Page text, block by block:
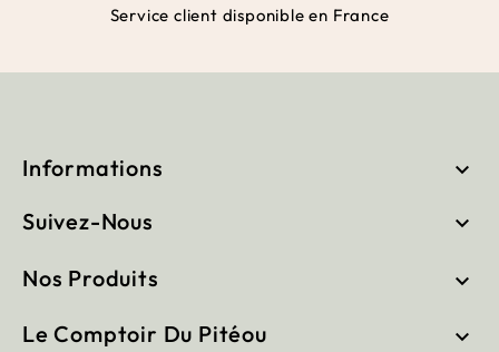
Service client disponible en France
Informations 
Suivez-Nous 
Nos Produits 
Le Comptoir Du Pitéou 